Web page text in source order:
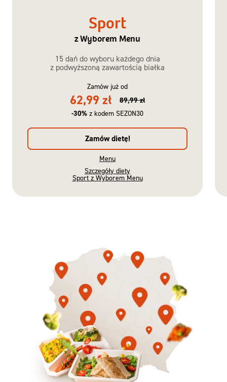
Sport
z Wyborem Menu
15 dań do wyboru każdego dnia
z podwyższoną zawartością białka
Zamów już od
62,99 zł
89,99 zł
-30% z kodem SEZON30
Zamów dietę!
Menu
Szczegóły diety
Sport z Wyborem Menu